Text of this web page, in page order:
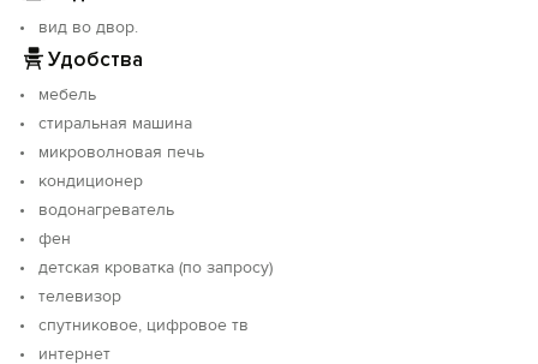
вид во двор.
Удобства
мебель
стиральная машина
микроволновая печь
кондиционер
водонагреватель
фен
детская кроватка (по запросу)
телевизор
спутниковое, цифровое тв
интернет